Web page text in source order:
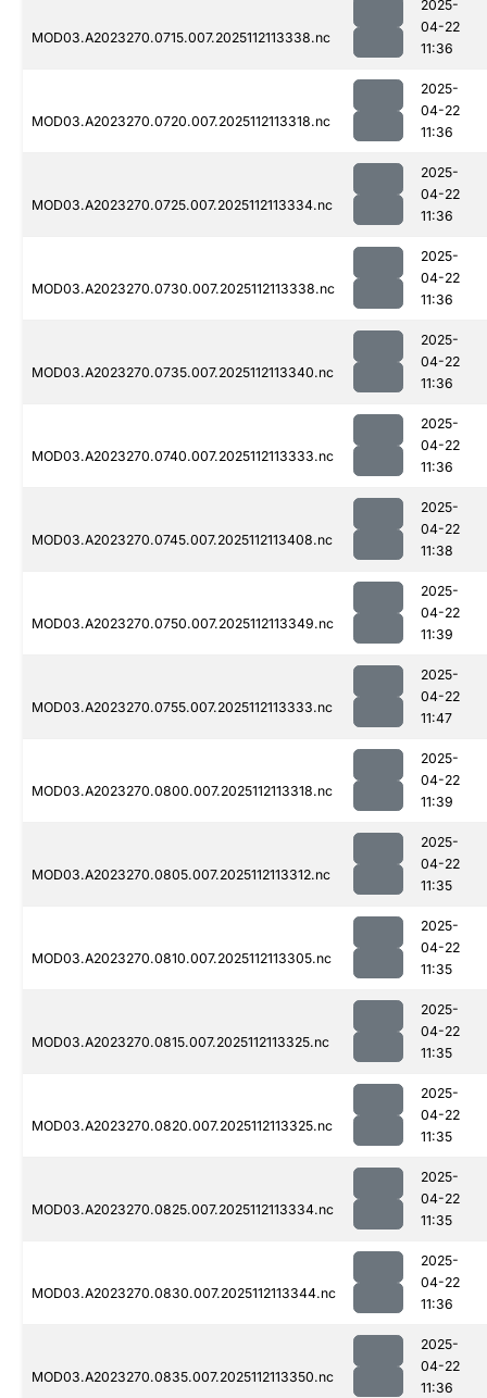
MOD03.A2023270.0715.007.2025112113338.nc
2025-
04-22
11:36
MOD03.A2023270.0720.007.2025112113318.nc
2025-
04-22
11:36
MOD03.A2023270.0725.007.2025112113334.nc
2025-
04-22
11:36
MOD03.A2023270.0730.007.2025112113338.nc
2025-
04-22
11:36
MOD03.A2023270.0735.007.2025112113340.nc
2025-
04-22
11:36
MOD03.A2023270.0740.007.2025112113333.nc
2025-
04-22
11:36
MOD03.A2023270.0745.007.2025112113408.nc
2025-
04-22
11:38
MOD03.A2023270.0750.007.2025112113349.nc
2025-
04-22
11:39
MOD03.A2023270.0755.007.2025112113333.nc
2025-
04-22
11:47
MOD03.A2023270.0800.007.2025112113318.nc
2025-
04-22
11:39
MOD03.A2023270.0805.007.2025112113312.nc
2025-
04-22
11:35
MOD03.A2023270.0810.007.2025112113305.nc
2025-
04-22
11:35
MOD03.A2023270.0815.007.2025112113325.nc
2025-
04-22
11:35
MOD03.A2023270.0820.007.2025112113325.nc
2025-
04-22
11:35
MOD03.A2023270.0825.007.2025112113334.nc
2025-
04-22
11:35
MOD03.A2023270.0830.007.2025112113344.nc
2025-
04-22
11:36
MOD03.A2023270.0835.007.2025112113350.nc
2025-
04-22
11:36